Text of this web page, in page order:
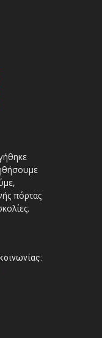
πόρτας